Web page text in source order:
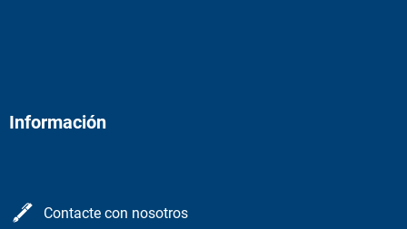
Información
Contacte con nosotros